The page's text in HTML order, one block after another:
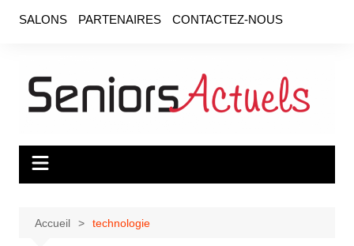
SALONS PARTENAIRES CONTACTEZ-NOUS
Accueil technologie